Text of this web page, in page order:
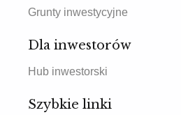
Grunty inwestycyjne
Dla inwestorów
Hub inwestorski
Szybkie linki